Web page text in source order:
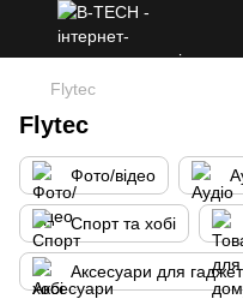
Flytec
Flytec
Фото/відео
Спорт та хобі
Аксесуари для